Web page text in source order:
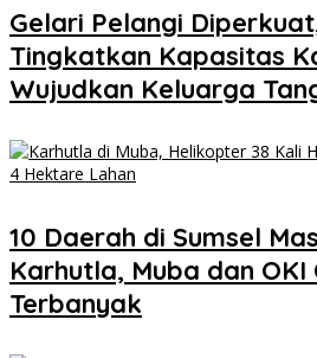
Gelari Pelangi
Tingkatkan Kapasitas
Wujudkan Keluarga
10 Daerah di Sumsel
Karhutla, Muba dan
Terbanyak